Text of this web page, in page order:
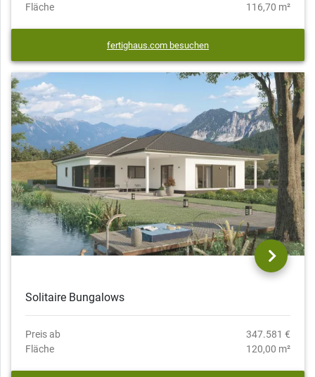
Fläche
116,70 m²
fertighaus.com besuchen
Solitaire Bungalows
Preis ab
347.581 €
Fläche
120,00 m²